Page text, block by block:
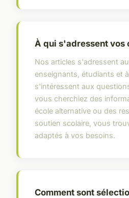
À qui s'adressent vos
Nos articles s'adressent
enseignants, étudiants et
s'intéressent aux
vous cherchiez des
école alternative ou des
soutien scolaire, vous
adaptés à vos besoins.
Comment sont